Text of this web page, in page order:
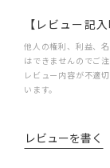
【レビュー記
他人の権利、利益、
はできませんのでご注
レビュー内容が不適
います。
レビューを書く